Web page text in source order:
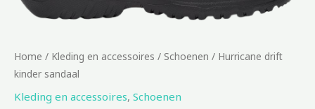
Home / Kleding en accessoires / Schoenen / Hurricane drift
kinder sandaal
Kleding en accessoires, Schoenen